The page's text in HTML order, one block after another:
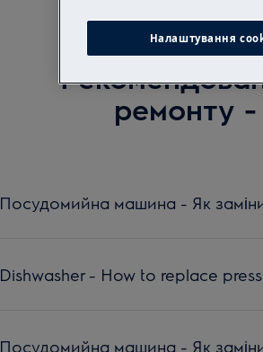
ремонту
Посудомийна машина - Як
Dishwasher - How to replace
Посудомийна машина - Як
Налаштування